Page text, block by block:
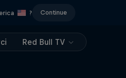
? Continue
Red Bull TV